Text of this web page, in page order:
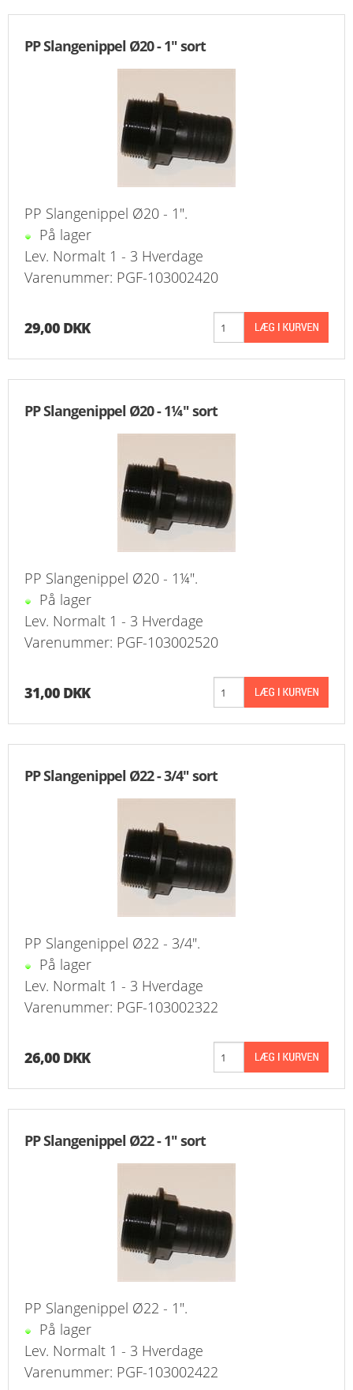
PP Slangenippel Ø20 - 1" sort
PP Slangenippel Ø20 - 1".
På lager
Lev. Normalt 1 - 3 Hverdage
Varenummer: PGF-103002420
29,00 DKK
PP Slangenippel Ø20 - 1¼" sort
PP Slangenippel Ø20 - 1¼".
På lager
Lev. Normalt 1 - 3 Hverdage
Varenummer: PGF-103002520
31,00 DKK
PP Slangenippel Ø22 - 3/4" sort
PP Slangenippel Ø22 - 3/4".
På lager
Lev. Normalt 1 - 3 Hverdage
Varenummer: PGF-103002322
26,00 DKK
PP Slangenippel Ø22 - 1" sort
PP Slangenippel Ø22 - 1".
På lager
Lev. Normalt 1 - 3 Hverdage
Varenummer: PGF-103002422